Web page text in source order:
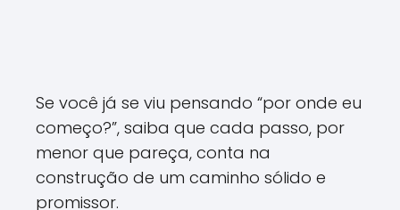
Se você já se viu pensando “por onde eu
começo?”, saiba que cada passo, por
menor que pareça, conta na
construção de um caminho sólido e
promissor.